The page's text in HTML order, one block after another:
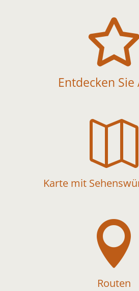
Entdecken Sie

Karte mit

Routen